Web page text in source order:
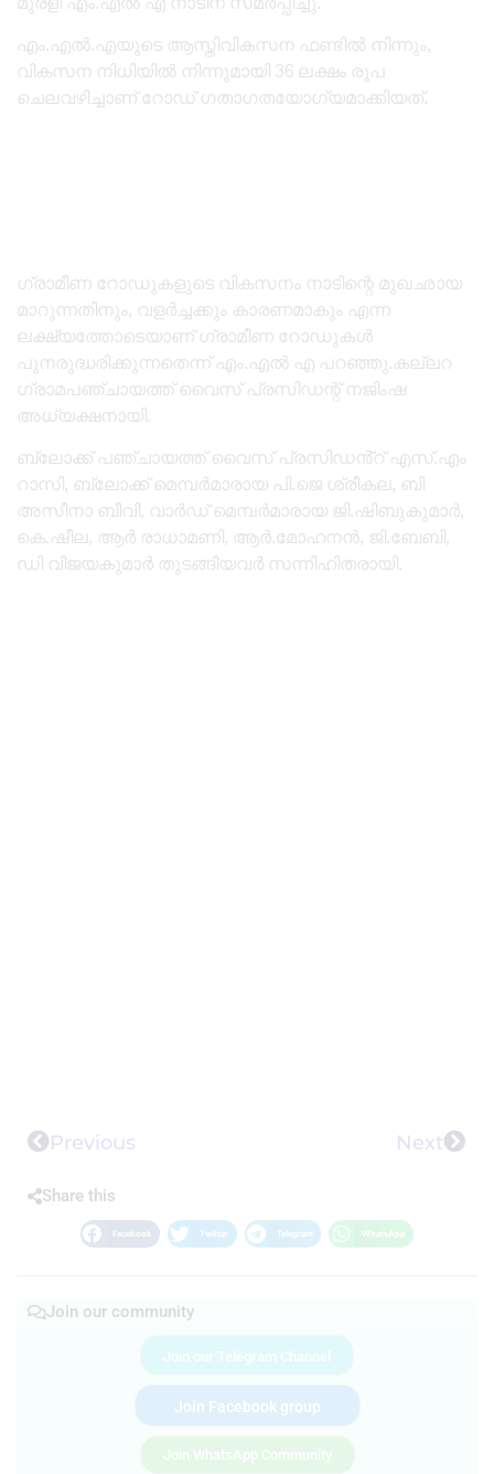
എം.എല്‍.എയുടെ ആസ്തിവികസന ഫണ്ടില്‍ നിന്നും,
വികസന നിധിയില്‍ നിന്നുമായി 36 ലക്ഷം രൂപ
ചെലവഴിച്ചാണ് റോഡ് ഗതാഗതയോഗ്യമാക്കിയത്.
ഗ്രാമീണ റോഡുകളുടെ വികസനം നാടിന്റെ മുഖഛായ
മാറുന്നതിനും, വളര്‍ച്ചക്കും കാരണമാകും എന്ന
ലക്ഷ്യത്തോടെയാണ് ഗ്രാമീണ റോഡുകള്‍
പുനരുദ്ധരിക്കുന്നതെന്ന് എം.എൽ എ പറഞ്ഞു.കല്ലറ
ഗ്രാമപഞ്ചായത്ത് വൈസ് പ്രസിഡന്റ് നജിംഷ
അധ്യക്ഷനായി.
ബ്ലോക്ക് പഞ്ചായത്ത് വൈസ് പ്രസിഡൻ്റ് എസ്.എം
റാസി, ബ്ലോക്ക് മെമ്പർമാരായ പി.ജെ ശ്രീകല, ബി
അസീനാ ബീവി, വാർഡ് മെമ്പർമാരായ ജി.ഷിബുകുമാർ,
കെ.ഷീല, ആർ രാധാമണി, ആർ.മോഹനൻ, ജി.ബേബി,
ഡി വിജയകുമാർ തുടങ്ങിയവര്‍ സന്നിഹിതരായി.
Previous Next
Share this
Facebook Twitter Telegram WhatsApp
Join our community
Join our Telegram Channel
Join Facebook group
Join WhatsApp Community